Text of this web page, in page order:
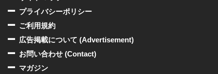
プライバシーポリシー
ご利用規約
広告掲載について (Advertisement)
お問い合わせ (Contact)
マガジン